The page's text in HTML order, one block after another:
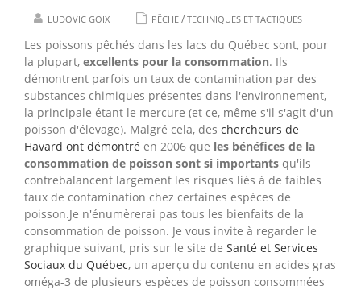
LUDOVIC GOIX PÊCHE / TECHNIQUES ET TACTIQUES
Les poissons pêchés dans les lacs du Québec sont, pour
la plupart, excellents pour la consommation. Ils
démontrent parfois un taux de contamination par des
substances chimiques présentes dans l'environnement,
la principale étant le mercure (et ce, même s'il s'agit d'un
poisson d'élevage). Malgré cela, des chercheurs de
Havard ont démontré en 2006 que les bénéfices de la
consommation de poisson sont si importants qu'ils
contrebalancent largement les risques liés à de faibles
taux de contamination chez certaines espèces de
poisson.Je n'énumèrerai pas tous les bienfaits de la
consommation de poisson. Je vous invite à regarder le
graphique suivant, pris sur le site de Santé et Services
Sociaux du Québec, un aperçu du contenu en acides gras
oméga-3 de plusieurs espèces de poisson consommées